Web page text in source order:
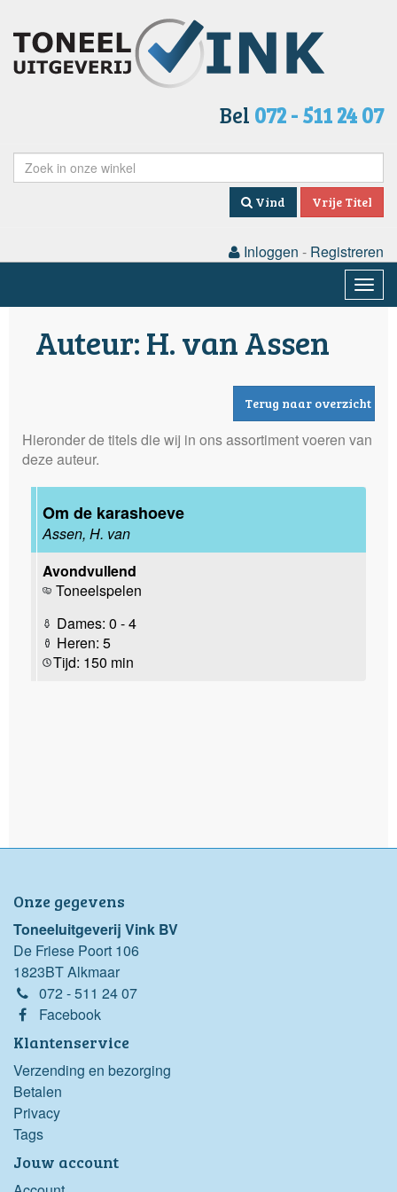
Bel 072 - 511 24 07
Vind Vrije Titel
Inloggen - Registreren
Auteur: H. van Assen
Terug naar overzicht
Hieronder de titels die wij in ons assortiment voeren van
deze auteur.
Om de karashoeve
Assen, H. van
Avondvullend
Toneelspelen
Dames: 0 - 4
Heren: 5
Tijd: 150 min
Onze gegevens
Toneeluitgeverij Vink BV
De Friese Poort 106
1823BT Alkmaar
072 - 511 24 07
Facebook
Klantenservice
Verzending en bezorging
Betalen
Privacy
Tags
Jouw account